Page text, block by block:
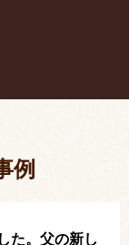
有効か？
例
た。父の新し